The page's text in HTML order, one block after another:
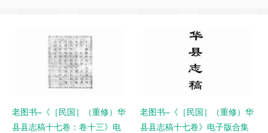
老图书–《［民国］（重修）华
县县志稿十七卷：卷十三》电
老图书–《［民国］（重修）华
县县志稿十七卷》电子版合集